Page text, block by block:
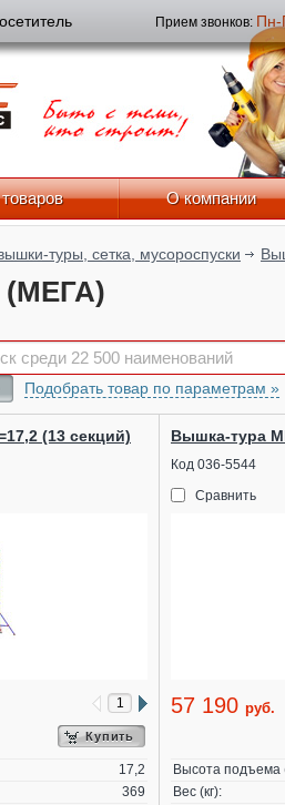
Прием звонков: Пн-
О компании
туры, сетка, мусороспуски
Подобрать товар по параметрам »
(13 секций)
Купить
17,2
369
Вышка-тура
Код 036-5544
Сравнить
57 190 руб.
Высота подъема
Вес (кг):